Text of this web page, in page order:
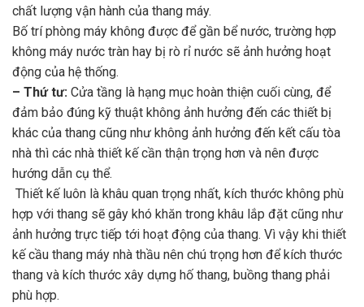
chất lượng vận hành của thang máy.
Bố trí phòng máy không được để gần bể nước, trường hợp
không máy nước tràn hay bị rò rỉ nước sẽ ảnh hưởng hoạt
động của hệ thống.
– Thứ tư: Cửa tầng là hạng mục hoàn thiện cuối cùng, để
đảm bảo đúng kỹ thuật không ảnh hưởng đến các thiết bị
khác của thang cũng như không ảnh hưởng đến kết cấu tòa
nhà thì các nhà thiết kế cần thận trọng hơn và nên được
hướng dẫn cụ thể.
Thiết kế luôn là khâu quan trọng nhất, kích thước không phù
hợp với thang sẽ gây khó khăn trong khâu lắp đặt cũng như
ảnh hưởng trực tiếp tới hoạt động của thang. Vì vậy khi thiết
kế cầu thang máy nhà thầu nên chú trọng hơn để kích thước
thang và kích thước xây dựng hố thang, buồng thang phải
phù hợp.